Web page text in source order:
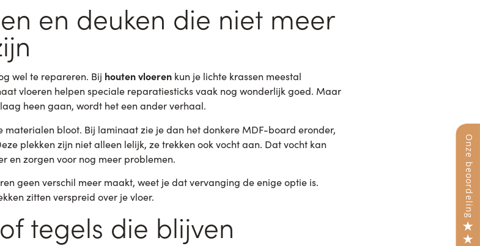
en deuken die niet meer
wel te repareren. Bij houten vloeren kun je lichte krassen meestal
vloeren helpen speciale reparatiesticks vaak nog wonderlijk goed. Maar
heen gaan, wordt het een ander verhaal.
bloot. Bij laminaat zie je dan het donkere MDF-board eronder,
plekken zijn niet alleen lelijk, ze trekken ook vocht aan. Dat vocht kan
en zorgen voor nog meer problemen.
geen verschil meer maakt, weet je dat vervanging de enige optie is.
zitten verspreid over je vloer.
tegels die blijven